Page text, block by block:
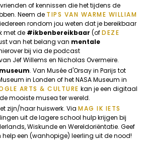
of kennissen die het tijdens de
Neem de TIPS VAN WARME WILLIAM
rondom jou weten dat je bereikbaar
met de #ikbenbereikbaar (ofDEZE
van het belang van mentale
bij via de podcast
Jef Willems en Nicholas Overmeire.
. Van Musée d'Orsay in Parijs tot
in Londen of het NASA Museum in
ARTS & CULTURE kan je een digitaal
mooiste musea ter wereld.
zijn/haar huiswerk. ViaMAG IK IETS
uit de lagere school hulp krijgen bij
Wiskunde en Wereldoriëntatie. Geef
help een (wanhopige) leerling uit de nood!